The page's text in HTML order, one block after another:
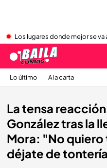
Los lugares donde mejor se va
Lo último A la carta
La tensa
González tras la
Mora: "No
déjate de